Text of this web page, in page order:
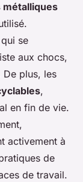
métalliques
se
aux chocs,
De plus, les
,
en fin de vie.
activement à
de
de travail.